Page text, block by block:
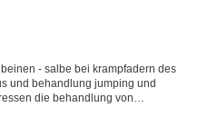
- salbe bei krampfadern des
und behandlung jumping und
die behandlung von